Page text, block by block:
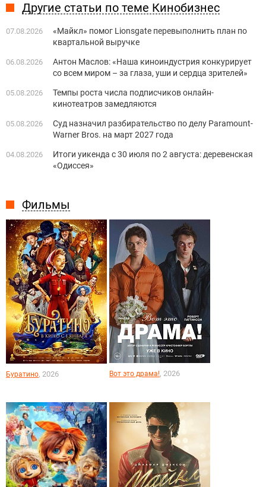
Фильмы
Буратино, 2026 Вот это драма!, 2026
Другие статьи по теме Кинобизнес
07.08.2026
«Майкл» помог Lionsgate перевыполнить план по
квартальной выручке
06.08.2026
Антон Маслов: «Наша киноиндустрия конкурирует
со всем миром – за глаза, уши и сердца зрителей»
05.08.2026
Темпы роста числа подписчиков онлайн-
кинотеатров замедляются
05.08.2026
Суд назначил разбирательство по делу Paramount-
Warner Bros. на март 2027 года
04.08.2026
Итоги уикенда с 30 июля по 2 августа: деревенская
«Одиссея»